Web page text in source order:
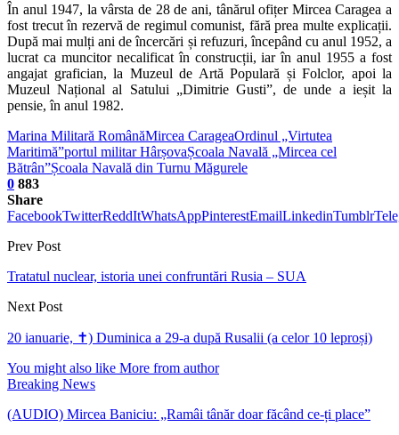
În anul 1947, la vârsta de 28 de ani, tânărul ofițer Mircea Caragea a
fost trecut în rezervă de regimul comunist, fără prea multe explicații.
După mai mulți ani de încercări și refuzuri, începând cu anul 1952, a
lucrat ca muncitor necalificat în construcții, iar în anul 1955 a fost
angajat grafician, la Muzeul de Artă Populară și Folclor, apoi la
Muzeul Național al Satului „Dimitrie Gusti”, de unde a ieșit la
pensie, în anul 1982.
Marina Militară RomânăMircea CarageaOrdinul „Virtutea
Maritimă”portul militar HârșovaȘcoala Navală „Mircea cel
Bătrân”Școala Navală din Turnu Măgurele
0 883
Share
FacebookTwitterReddItWhatsAppPinterestEmailLinkedinTumblr
Prev Post
Tratatul nuclear, istoria unei confruntări Rusia – SUA
Next Post
20 ianuarie, ✝) Duminica a 29-a după Rusalii (a celor 10 leproși)
You might also like More from author
Breaking News
(AUDIO) Mircea Baniciu: „Ramâi tânăr doar făcând ce-ți place”